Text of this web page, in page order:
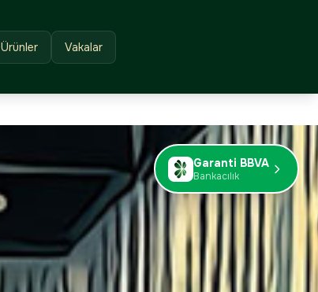
Ürünler Vakalar
Garanti BBVA
Bankacılık